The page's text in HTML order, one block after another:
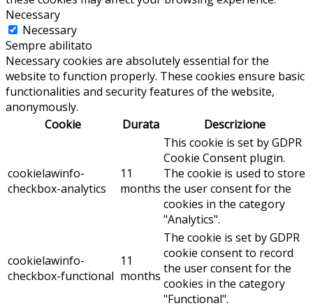
Necessary
Necessary
Sempre abilitato
Necessary cookies are absolutely essential for the
website to function properly. These cookies ensure basic
functionalities and security features of the website,
anonymously.
Cookie
Durata Descrizione
cookielawinfo-
checkbox-analytics
11
months
This cookie is set by GDPR
Cookie Consent plugin.
The cookie is used to store
the user consent for the
cookies in the category
"Analytics".
cookielawinfo-
checkbox-functional
11
months
The cookie is set by GDPR
cookie consent to record
the user consent for the
cookies in the category
"Functional".